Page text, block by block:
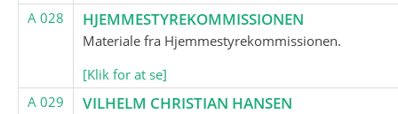
A 028
HJEMMESTYREKOMMISSIONEN
Materiale fra Hjemmestyrekommissionen.
[Klik for at se]
A 029
VILHELM CHRISTIAN HANSEN